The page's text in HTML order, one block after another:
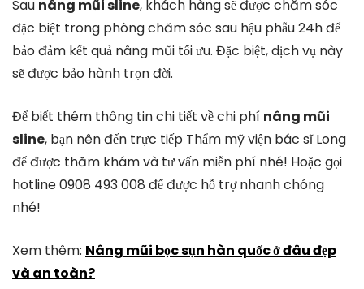
Sau nâng mũi sline, khách hàng sẽ được chăm sóc
đặc biệt trong phòng chăm sóc sau hậu phẫu 24h để
bảo đảm kết quả nâng mũi tối ưu. Đặc biệt, dịch vụ này
sẽ được bảo hành trọn đời.
Để biết thêm thông tin chi tiết về chi phí nâng mũi
sline, bạn nên đến trực tiếp Thẩm mỹ viện bác sĩ Long
để được thăm khám và tư vấn miễn phí nhé! Hoặc gọi
hotline 0908 493 008 để được hỗ trợ nhanh chóng
nhé!
Xem thêm: Nâng mũi bọc sụn hàn quốc ở đâu đẹp
và an toàn?